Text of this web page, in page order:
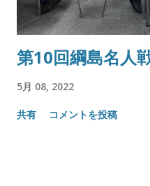
第10回綱島名人
5月 08, 2022
共有 コメントを投稿